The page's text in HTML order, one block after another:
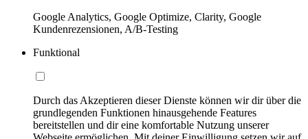
Google Analytics, Google Optimize, Clarity, Google
Kundenrezensionen, A/B-Testing
Funktional
Durch das Akzeptieren dieser Dienste können wir dir über die
grundlegenden Funktionen hinausgehende Features
bereitstellen und dir eine komfortable Nutzung unserer